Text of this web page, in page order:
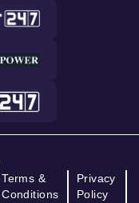
Terms &
Conditions
Privacy
Policy